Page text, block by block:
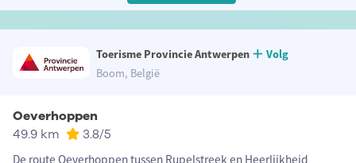
Toerisme Provincie Antwerpen
Volg
Boom, België
Oeverhoppen
49.9 km 3.8/5
De route Oeverhoppen tussen Rupelstreek en Heerlijkheid